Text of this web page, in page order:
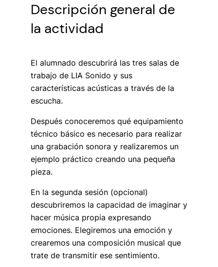
Descripción general de
la actividad
El alumnado descubrirá las tres salas de
trabajo de LIA Sonido y sus
características acústicas a través de la
escucha.
Después conoceremos qué equipamiento
técnico básico es necesario para realizar
una grabación sonora y realizaremos un
ejemplo práctico creando una pequeña
pieza.
En la segunda sesión (opcional)
descubriremos la capacidad de imaginar y
hacer música propia expresando
emociones. Elegiremos una emoción y
crearemos una composición musical que
trate de transmitir ese sentimiento.